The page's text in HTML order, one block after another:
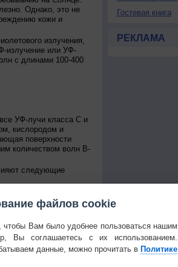
Однако, это не
кожи и
излучения,
излучение или УФ-
с длинами 100-400
УФ-лучи класса C и
кислородом и
поверхности
количеством волн В-
следующие
сильнее уровень УФ-
от дня к ночи и от
в летние
и 15 часами дня по
УФ-радиации
небе, но
Гостевая книга
РЕКЛАМА
файлов cookie
Вам было удобнее пользоваться нашим
Вы соглашаетесь с их использованием.
данные, можно прочитать в Политике